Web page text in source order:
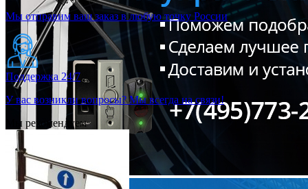
Мы отправим ваш заказ в любую точку России
Поддержка 24/7
У вас возникли вопросы? Мы всегда на связи!
Мы рекомендуем